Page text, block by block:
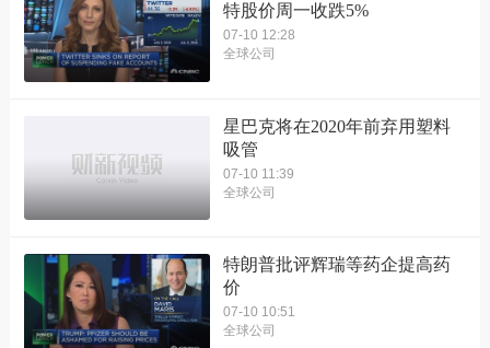
特股价周一收跌5%
07-10 12:28
全球公司
星巴克将在2020年前弃用塑料
吸管
07-10 11:39
全球公司
特朗普批评辉瑞等药企提高药
价
07-10 10:51
全球公司